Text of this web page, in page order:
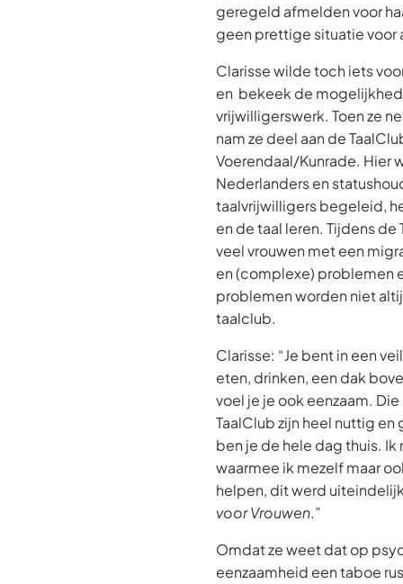
geregeld afmelden voor
geen prettige situatie voor
Clarisse wilde toch iets
en bekeek de
vrijwilligerswerk. Toen ze
nam ze deel aan de
Voerendaal/Kunrade. Hier
Nederlanders en
taalvrijwilligers begeleid,
en de taal leren. Tijdens
veel vrouwen met een
en (complexe) problemen
problemen worden niet
taalclub.
Clarisse: “Je bent in een
eten, drinken, een dak
voel je je ook eenzaam.
TaalClub zijn heel nuttig en
ben je de hele dag thuis.
waarmee ik mezelf maar
helpen, dit werd
voor Vrouwen.”
Omdat ze weet dat op
eenzaamheid een taboe